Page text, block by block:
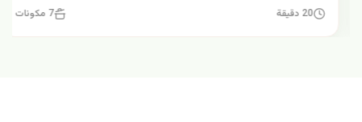
20 دقيقة 7 مكونات